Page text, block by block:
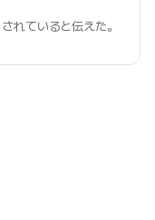
れていると伝えた。